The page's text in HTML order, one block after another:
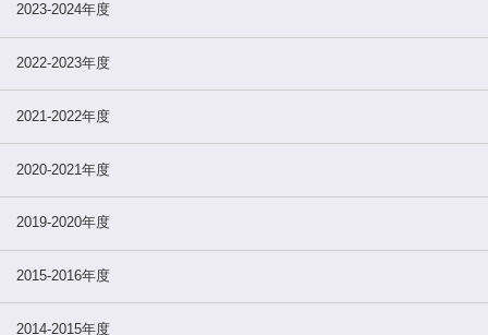
2023-2024年度
2022-2023年度
2021-2022年度
2020-2021年度
2019-2020年度
2015-2016年度
2014-2015年度